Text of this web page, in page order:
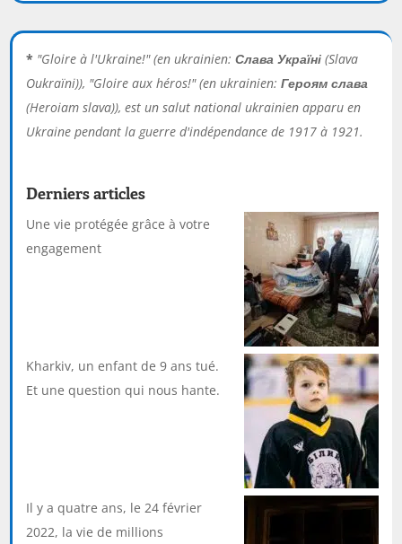
* "Gloire à l'Ukraine!" (en ukrainien:Слава Україні (Slava
Oukraïni)), "Gloire aux héros!" (en ukrainien:Героям слава
(Heroiam slava)), est un salut national ukrainien apparu en
Ukraine pendant la guerre d'indépendance de 1917 à 1921.
Derniers articles
Une vie protégée grâce à votre
engagement
Kharkiv, un enfant de 9 ans tué.
Et une question qui nous hante.
Il y a quatre ans, le 24 février
2022, la vie de millions